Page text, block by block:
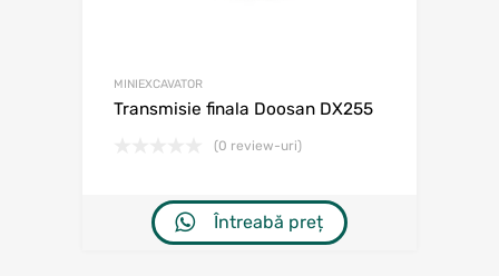
MINIEXCAVATOR
Transmisie finala Doosan DX255
(0 review-uri)
Întreabă preț